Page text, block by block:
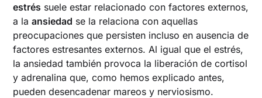
estrés suele estar relacionado con factores externos,
a laansiedad se la relaciona con aquellas
preocupaciones que persisten incluso en ausencia de
factores estresantes externos. Al igual que el estrés,
la ansiedad también provoca la liberación de cortisol
y adrenalina que, como hemos explicado antes,
pueden desencadenar mareos y nerviosismo.